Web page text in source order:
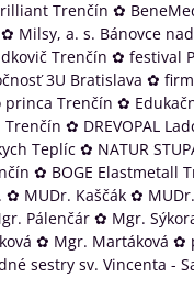
Trenčín ✿
✿ Milsy, a. s. Bánovce
Trenčín ✿ festival
3U Bratislava ✿
Trenčín ✿
✿ DREVOPAL
Teplíc ✿ NATUR
✿ BOGE Elastmetall
✿ MUDr. Kaščák ✿
Pálenčár ✿ Mgr.
✿ Mgr. Martáková ✿
sestry sv. Vincenta -